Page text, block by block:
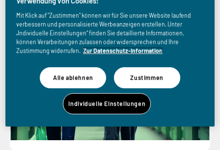
Mit Klick auf "Zustimmen" können wir für Sie unsere Website laufend
verbessern und personalisierte Werbeanzeigen erstellen. Unter
„Individuelle Einstellungen“ finden Sie detaillierte Informationen,
können Verarbeitungen zulassen oder widersprechen und Ihre
Zustimmung widerrufen. Zur Datenschutz-Information
Alle ablehnen Zustimmen
Individuelle Einstellungen